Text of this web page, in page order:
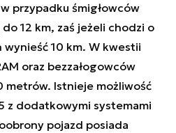
przypadku śmigłowców
12 km, zaś jeżeli chodzi o
10 km. W kwestii
oraz bezzałogowców
metrów. Istnieje możliwość
z dodatkowymi systemami
pojazd posiada